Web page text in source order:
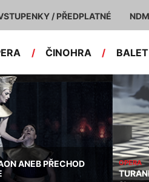
/ PŘEDPLATNÉ
/ ČINOHRA / BALET
ANEB PŘECHOD
OPERA